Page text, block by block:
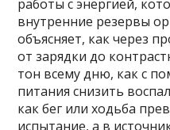
работы с энергией,
внутренние резервы
объясняет, как через
от зарядки до
тон всему дню, как с
питания снизить
как бег или ходьба
испытание, а в